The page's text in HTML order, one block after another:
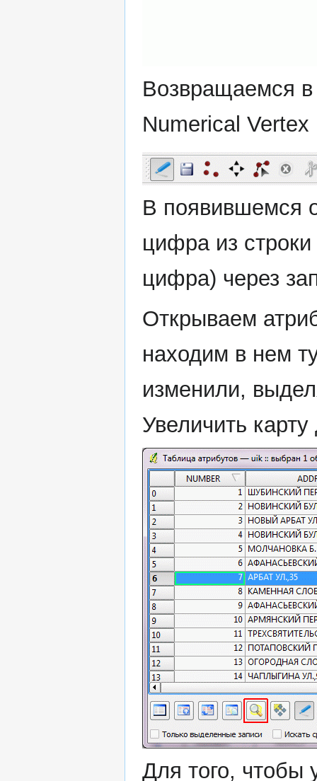
Возвращаемся
Numerical
В появившемся
цифра из
цифра) через
Открываем
находим в нем
изменили,
Увеличить
Для того, чтобы